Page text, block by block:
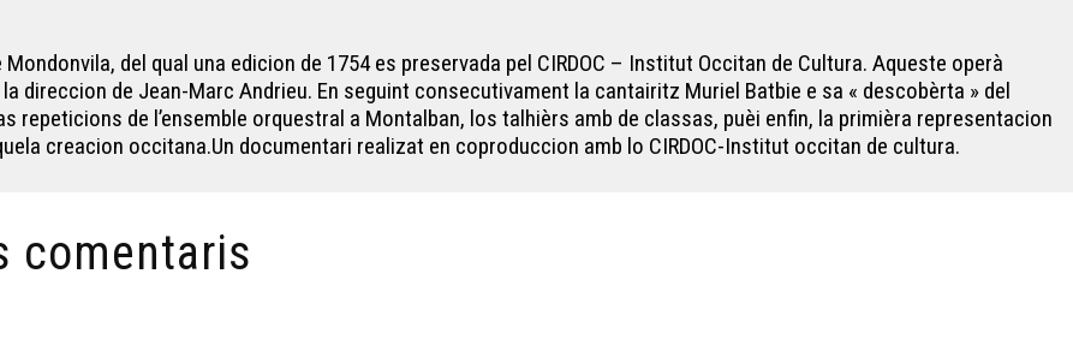
del qual una edicion de 1754 es preservada pel CIRDOC – Institut Occitan de Cultura. Aqueste operà
direccion de Jean-Marc Andrieu. En seguint consecutivament la cantairitz Muriel Batbie e sa « descobèrta » del
repeticions de l’ensemble orquestral a Montalban, los talhièrs amb de classas, puèi enfin, la primièra representacion
creacion occitana.Un documentari realizat en coproduccion amb lo CIRDOC-Institut occitan de cultura.
comentaris